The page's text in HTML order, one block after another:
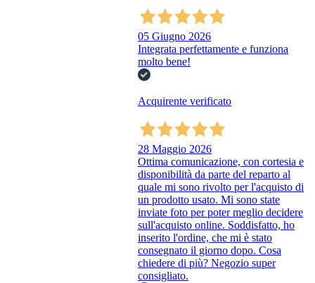
05 Giugno 2026
Integrata perfettamente e funziona
molto bene!
Acquirente verificato
28 Maggio 2026
Ottima comunicazione, con cortesia e
disponibilità da parte del reparto al
quale mi sono rivolto per l'acquisto di
un prodotto usato. Mi sono state
inviate foto per poter meglio decidere
sull'acquisto online. Soddisfatto, ho
inserito l'ordine, che mi è stato
consegnato il giorno dopo. Cosa
chiedere di più? Negozio super
consigliato.